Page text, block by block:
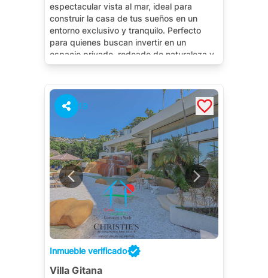
espectacular vista al mar, ideal para
construir la casa de tus sueños en un
entorno exclusivo y tranquilo. Perfecto
para quienes buscan invertir en un
espacio privado, rodeado de naturaleza y
con el privilegio de contemplar el océano
19
Inmueble verificado
Villa Gitana